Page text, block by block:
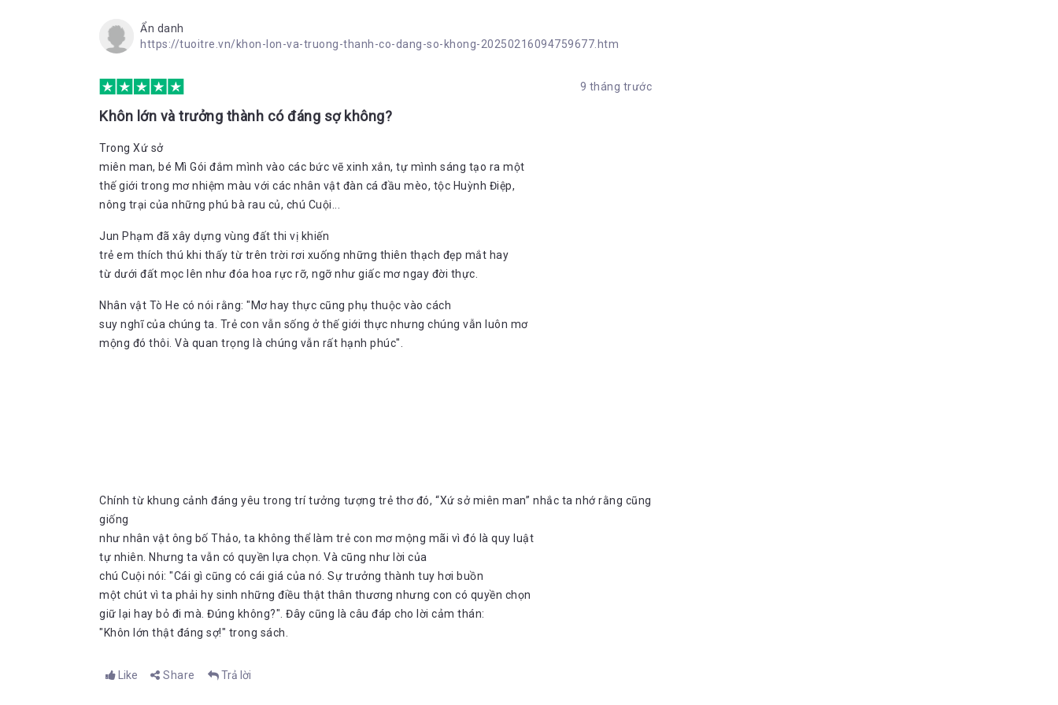
Ẩn danh
https://tuoitre.vn/khon-lon-va-truong-thanh-co-dang-so-khong-20250216094759677.htm
9 tháng trước
Khôn lớn và trưởng thành có đáng sợ không?
Trong Xứ sở
miên man, bé Mì Gói đắm mình vào các bức vẽ xinh xắn, tự mình sáng tạo ra một
thế giới trong mơ nhiệm màu với các nhân vật đàn cá đầu mèo, tộc Huỳnh Điệp,
nông trại của những phú bà rau củ, chú Cuội...
Jun Phạm đã xây dựng vùng đất thi vị khiến
trẻ em thích thú khi thấy từ trên trời rơi xuống những thiên thạch đẹp mắt hay
từ dưới đất mọc lên như đóa hoa rực rỡ, ngỡ như giấc mơ ngay đời thực.
Nhân vật Tò He có nói rằng: "Mơ hay thực cũng phụ thuộc vào cách
suy nghĩ của chúng ta. Trẻ con vẫn sống ở thế giới thực nhưng chúng vẫn luôn mơ
mộng đó thôi. Và quan trọng là chúng vẫn rất hạnh phúc".
Chính từ khung cảnh đáng yêu trong trí tưởng tượng trẻ thơ đó, “Xứ sở miên man” nhắc ta nhớ rằng cũng
giống
như nhân vật ông bố Thảo, ta không thể làm trẻ con mơ mộng mãi vì đó là quy luật
tự nhiên. Nhưng ta vẫn có quyền lựa chọn. Và cũng như lời của
chú Cuội nói: "Cái gì cũng có cái giá của nó. Sự trưởng thành tuy hơi buồn
một chút vì ta phải hy sinh những điều thật thân thương nhưng con có quyền chọn
giữ lại hay bỏ đi mà. Đúng không?". Đây cũng là câu đáp cho lời cảm thán:
"Khôn lớn thật đáng sợ!" trong sách.
Like Share Trả lời